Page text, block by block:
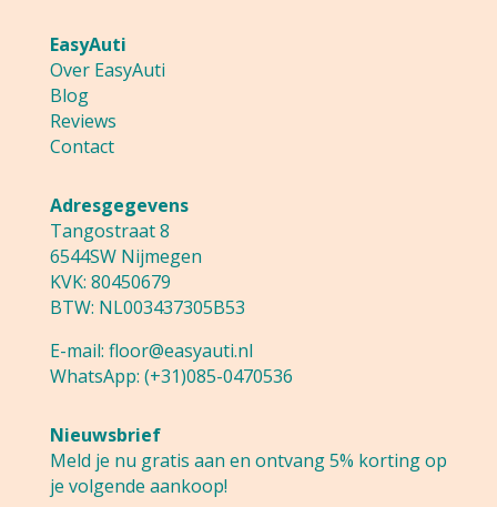
EasyAuti
Over EasyAuti
Blog
Reviews
Contact
Adresgegevens
Tangostraat 8
6544SW Nijmegen
KVK: 80450679
BTW: NL003437305B53
E-mail: floor@easyauti.nl
WhatsApp: (+31)085-0470536
Nieuwsbrief
Meld je nu gratis aan en ontvang 5% korting op
je volgende aankoop!